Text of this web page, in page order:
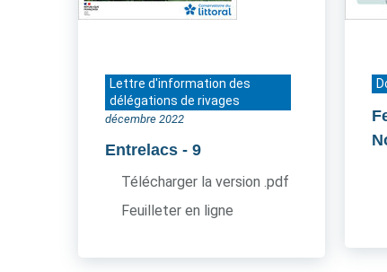
Lettre d'information des
délégations de rivages
décembre 2022
Entrelacs - 9
Télécharger la version .pdf
Feuilleter en ligne